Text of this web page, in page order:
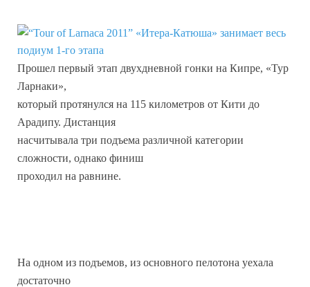
Прошел первый этап двухдневной гонки на Кипре, «Тур
Ларнаки»,
который протянулся на 115 километров от Кити до
Арадипу. Дистанция
насчитывала три подъема различной категории
сложности, однако финиш
проходил на равнине.
На одном из подъемов, из основного пелотона уехала
достаточно